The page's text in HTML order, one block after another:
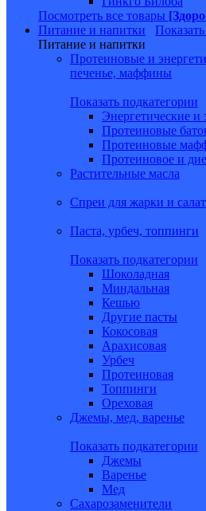
Посмотреть все товары
Питание и напитки
Питание и напитки
Протеиновые и
печенье, маффины
Показать подкатегории
Энергетические и
Протеиновые
Протеиновые
Протеиновое и
Растительные масла
Спреи для жарки и
Паста, урбеч, топпинги
Показать подкатегории
Шоколадная
Миндальная
Кешью
Другие пасты
Кокосовая
Арахисовая
Урбеч
Протеиновая
Топпинги
Ореховая
Джемы, мед, варенье
Показать подкатегории
Джемы
Варенье
Мед
Сахарозаменители